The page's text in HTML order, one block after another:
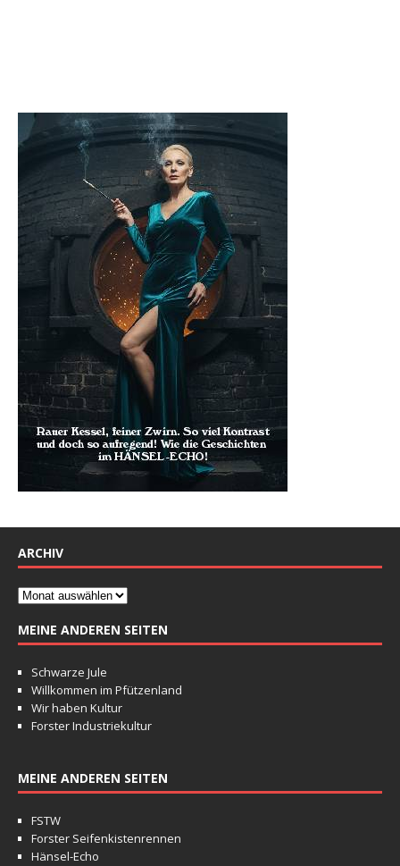
ARCHIV
MEINE ANDEREN SEITEN
Schwarze Jule
Willkommen im Pfützenland
Wir haben Kultur
Forster Industriekultur
MEINE ANDEREN SEITEN
FSTW
Forster Seifenkistenrennen
Hänsel-Echo